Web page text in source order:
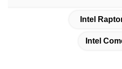
Intel
Intel